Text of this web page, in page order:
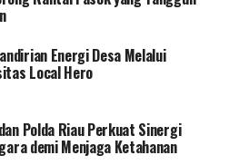
risiko yang lebih baik,
infrastruktur serta
dan lingkungan
dapat terwujud lebih
saing,” ungkapnya.
belah pihak optimis
di lapangan dapat segera
Energi Desa Melalui
Local Hero
Polda Riau Perkuat Sinergi
demi Menjaga Ketahanan